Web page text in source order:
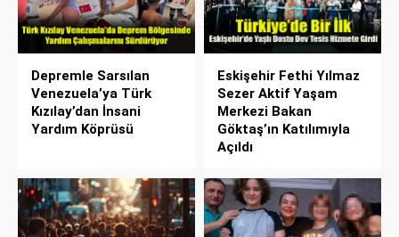
Depremle Sarsılan
Venezuela’ya Türk
Kızılay’dan İnsani
Yardım Köprüsü
Eskişehir Fethi Yılmaz
Sezer Aktif Yaşam
Merkezi Bakan
Göktaş’ın Katılımıyla
Açıldı